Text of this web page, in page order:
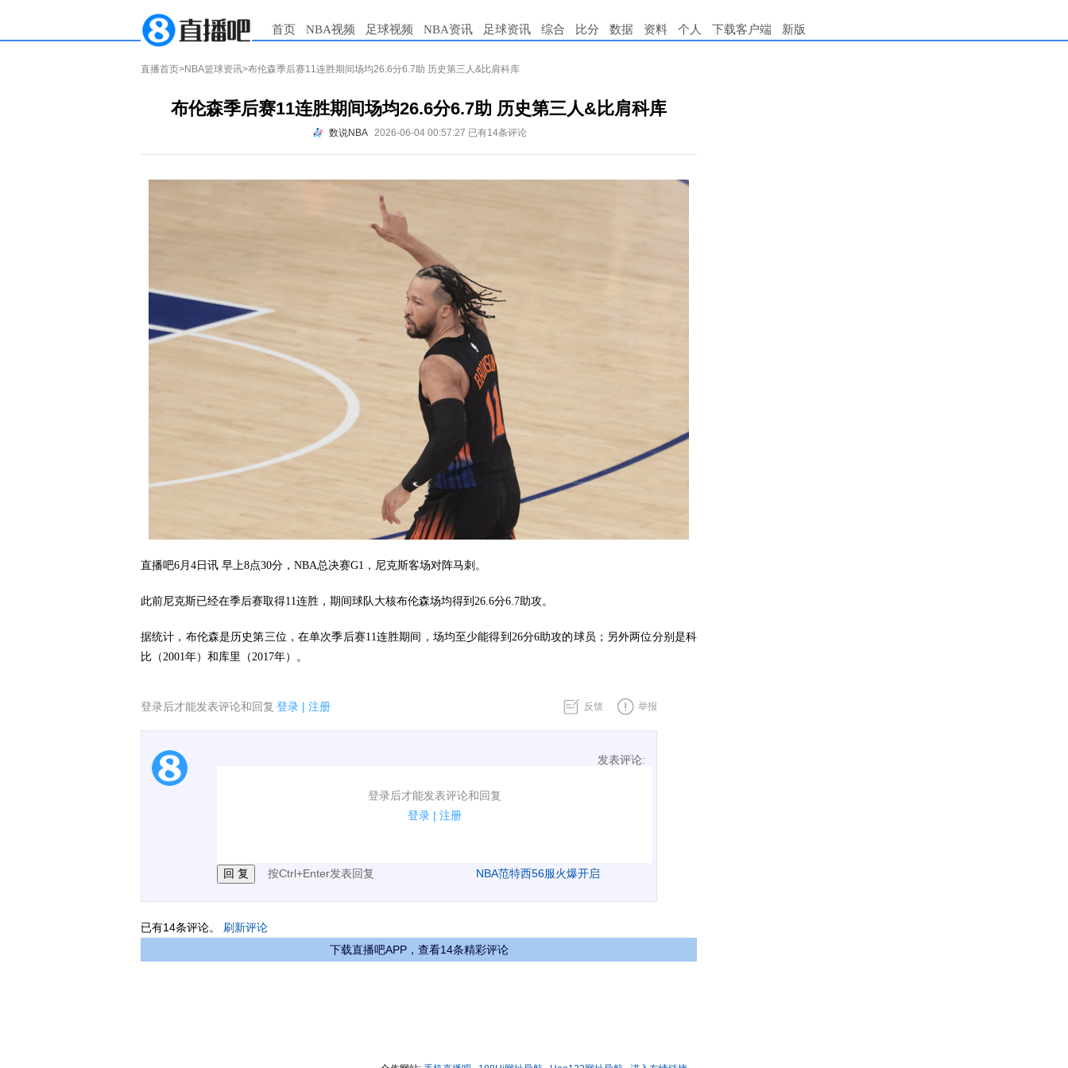
首页 NBA视频 足球视频 NBA资讯 足球资讯 综合 比分 数据 资料 个人 下载客户端 新版
直播首页>NBA篮球资讯>布伦森季后赛11连胜期间场均26.6分6.7助 历史第三人&比肩科库
布伦森季后赛11连胜期间场均26.6分6.7助 历史第三人&比肩科库
数说NBA 2026-06-04 00:57:27 已有14条评论
直播吧6月4日讯 早上8点30分，NBA总决赛G1，尼克斯客场对阵马刺。
此前尼克斯已经在季后赛取得11连胜，期间球队大核布伦森场均得到26.6分6.7助攻。
据统计，布伦森是历史第三位，在单次季后赛11连胜期间，场均至少能得到26分6助攻的球员；另外两位分别是科
比（2001年）和库里（2017年）。
登录后才能发表评论和回复 登录 | 注册 反馈 举报
发表评论:
登录后才能发表评论和回复
登录 | 注册
1.电脑端新用户可以发表评论了！
按Ctrl+Enter发表回复 NBA范特西56服火爆开启
已有14条评论。 刷新评论
下载直播吧APP，查看14条精彩评论